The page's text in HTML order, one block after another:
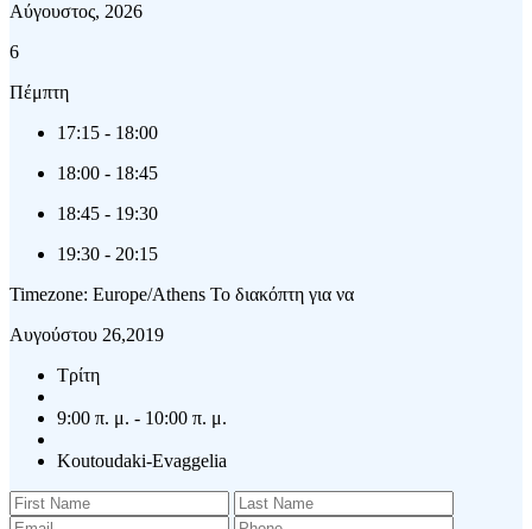
Αύγουστος, 2026
6
Πέμπτη
17:15 - 18:00
18:00 - 18:45
18:45 - 19:30
19:30 - 20:15
Timezone: Europe/Athens Το διακόπτη για να
Αυγούστου 26,2019
Τρίτη
9:00 π. μ. - 10:00 π. μ.
Koutoudaki-Evaggelia